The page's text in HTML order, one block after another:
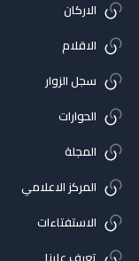
الاركان
الاقلام
سجل الزوار
الحوارات
المجلة
المركز الاعلامي
الاستفتاءات
تعرف علينا